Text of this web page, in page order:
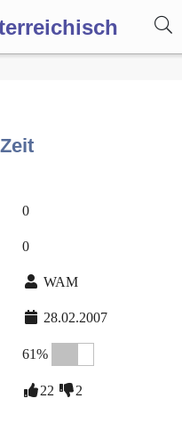
0
0
WAM
28.02.2007
61%
22 2